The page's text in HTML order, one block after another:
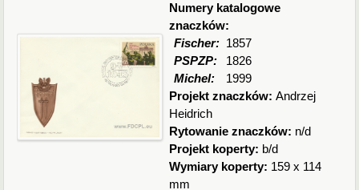
Numery katalogowe
znaczków:
Fischer: 1857
PSPZP:
1826
Michel:
1999
Projekt znaczków:Andrzej
Heidrich
Rytowanie znaczków: n/d
Projekt koperty: b/d
Wymiary koperty: 159 x 114
mm